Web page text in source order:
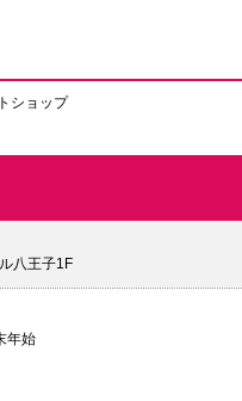
ショップ
八王子1F
年始